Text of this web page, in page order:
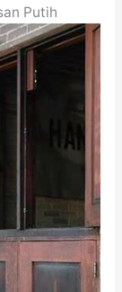
Putih